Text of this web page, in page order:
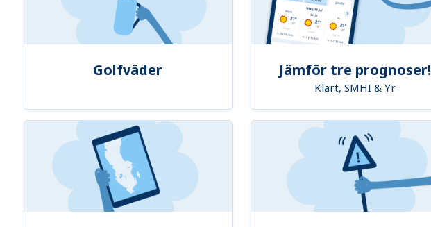
Golfväder Jämför tre prognoser!
Klart, SMHI & Yr